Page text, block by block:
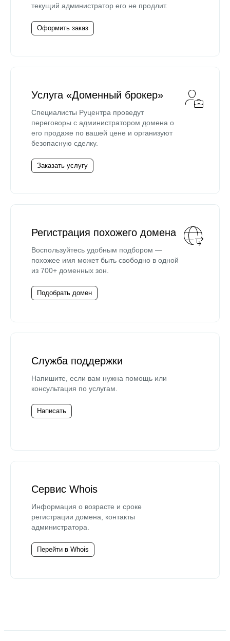
текущий администратор его не продлит.
Оформить заказ
Услуга «Доменный брокер»
Специалисты Руцентра проведут
переговоры с администратором домена о
его продаже по вашей цене и организуют
безопасную сделку.
Заказать услугу
Регистрация похожего домена
Воспользуйтесь удобным подбором —
похожее имя может быть свободно в одной
из 700+ доменных зон.
Подобрать домен
Служба поддержки
Напишите, если вам нужна помощь или
консультация по услугам.
Написать
Сервис Whois
Информация о возрасте и сроке
регистрации домена, контакты
администратора.
Перейти в Whois